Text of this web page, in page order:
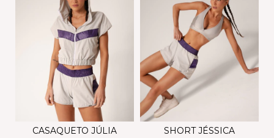
CASAQUETO JÚLIA SHORT JÉSSICA